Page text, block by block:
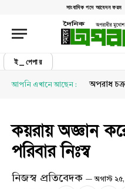
সাংবাদিক পদে আবেদন ফরম
ই_পেপার
আপনি এখানে আছেন : অপরাধ
কয়রায় অজ্ঞান
পরিবার নিঃস্ব
নিজস্ব প্রতিবেদক অগাস্ট